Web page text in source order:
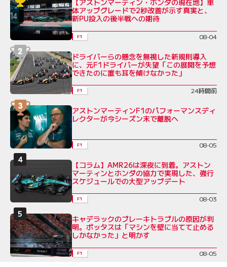
体アップグレードで2秒改善が示す真実と、
新PU投入の後半戦への期待
F1 08-04
ドライバーらの懸念を無視した新規則導入
に、元F1ドライバーが失望「この展開を予想
できたのに誰も耳を傾けなかった」
F1 24時間前
アストンマーティンF1のパフォーマンスディ
レクターが今シーズン末で離脱へ
F1 08-05
【コラム】AMR26は深夜に到着。アストン
マーティンとホンダの協力で実現した、強行
スケジュールでの大型アップデート
F1 08-03
キャデラックのブレーキトラブルの原因が判
明。ボッタスは「マシンを壁に当てて止める
しかなかった」と明かす
F1 08-05